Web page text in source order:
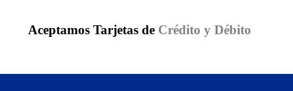
Aceptamos Tarjetas de Crédito y Débito